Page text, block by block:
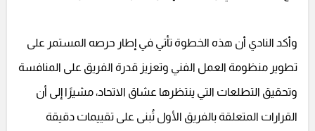
وأكد النادي أن هذه الخطوة تأتي في إطار حرصه المستمر على
تطوير منظومة العمل الفني وتعزيز قدرة الفريق على المنافسة
وتحقيق التطلعات التي ينتظرها عشاق الاتحاد، مشيرًا إلى أن
القرارات المتعلقة بالفريق الأول تُبنى على تقييمات دقيقة